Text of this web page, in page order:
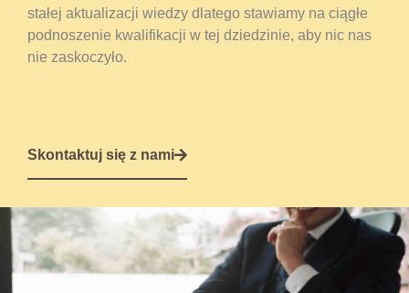
stałej aktualizacji wiedzy dlatego stawiamy na ciągłe
podnoszenie kwalifikacji w tej dziedzinie, aby nic nas
nie zaskoczyło.
Skontaktuj się z nami